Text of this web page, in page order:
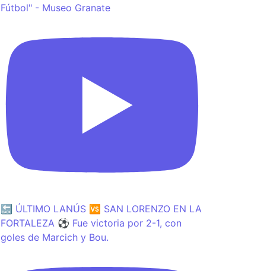
Fútbol" - Museo Granate
🔙 ÚLTIMO LANÚS 🆚 SAN LORENZO EN LA
FORTALEZA ⚽️ Fue victoria por 2-1, con
goles de Marcich y Bou.